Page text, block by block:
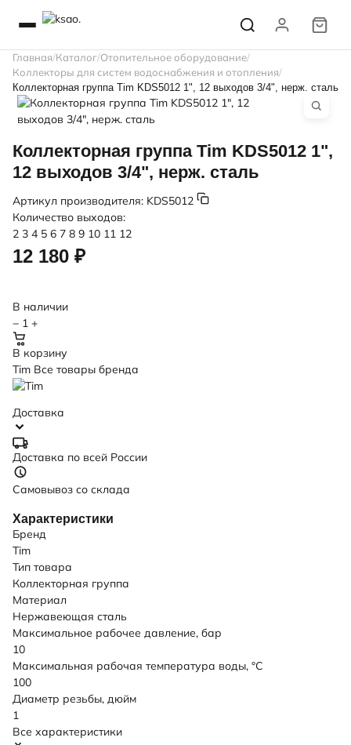
Главная Каталог Отопительное оборудование
Коллекторы для систем водоснабжения и отопления
Коллекторная группа Tim KDS5012 1", 12 выходов 3/4", нерж. сталь
Коллекторная группа Tim KDS5012 1",
12 выходов 3/4", нерж. сталь
Артикул производителя: KDS5012
Количество выходов:
2 3 4 5 6 7 8 9 10 11 12
12 180 ₽
В наличии
− 1 +
В корзину
Tim Все товары бренда
Доставка
Доставка по всей России
Самовывоз со склада
Характеристики
Бренд
Tim
Тип товара
Коллекторная группа
Материал
Нержавеющая сталь
Максимальное рабочее давление, бар
10
Максимальная рабочая температура воды, °C
100
Диаметр резьбы, дюйм
1
Все характеристики